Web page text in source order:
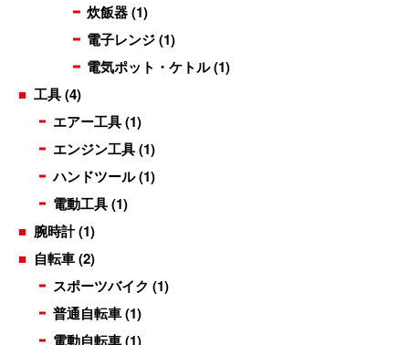
炊飯器(1)
電子レンジ(1)
電気ポット・ケトル(1)
工具(4)
エアー工具(1)
エンジン工具(1)
ハンドツール(1)
電動工具(1)
腕時計(1)
自転車(2)
スポーツバイク (1)
普通自転車(1)
電動自転車(1)